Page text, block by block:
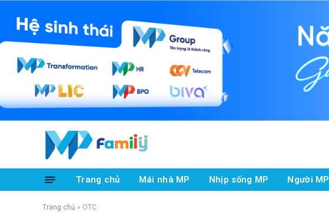
Trang chủ Mái nhà MP Nhịp sống MP Người MP
Trang chủ » OTC